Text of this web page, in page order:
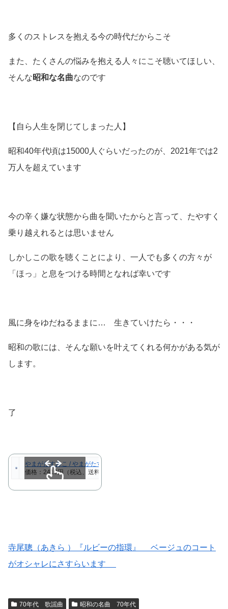
多くのストレスを抱える今の時代だからこそ
また、たくさんの悩みを抱える人々にこそ聴いてほしい、
そんな 昭和な名曲なのです
【自ら人生を閉じてしまった人】
昭和40年代頃は15000人ぐらいだったのが、2021年では2
万人を超えています
今の辛く嫌な状態から曲を聞いたからと言って、たやすく
乗り越えれるとは思いません
しかしこの歌を聴くことにより、一人でも多くの方々が
「ほっ」と息をつける時間となれば幸いです
風に身をゆだねるままに… 生きていけたら・・・
昭和の歌には、そんな願いを叶えてくれる何かがある気が
します。
了
やまがたすみこ / やまがたすみこ ゴールデン★ベスト [CD]
価格：2410円（税込、送料別)
寺尾聰（あきら ）『ルビーの指環』 ベージュのコート
がオシャレにさすらいます
70年代 歌謡曲 昭和の名曲 70年代